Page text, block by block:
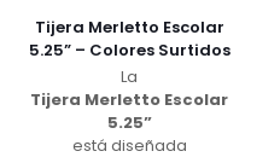
Tijera Merletto Escolar
5.25” – Colores Surtidos
La
Tijera Merletto Escolar
5.25”
está diseñada